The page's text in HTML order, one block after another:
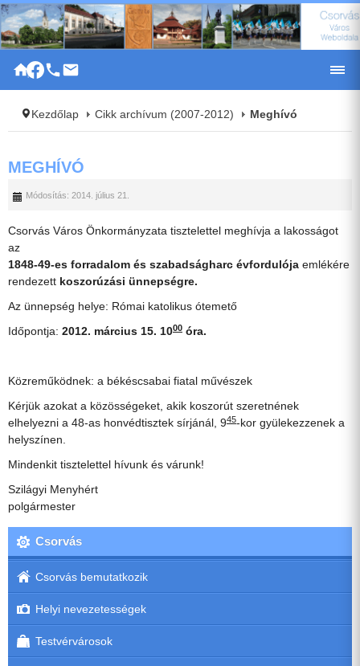
|
Kezdőlap Cikk archívum (2007-2012) Meghívó
MEGHÍVÓ
Módosítás: 2014. július 21.
Csorvás Város Önkormányzata tisztelettel meghívja a lakosságot
az
1848-49-es forradalom és szabadságharc évfordulója emlékére
rendezett koszorúzási ünnepségre.
Az ünnepség helye: Római katolikus ótemető
Időpontja: 2012. március 15. 1000 óra.
Közreműködnek: a békéscsabai fiatal művészek
Kérjük azokat a közösségeket, akik koszorút szeretnének
elhelyezni a 48-as honvédtisztek sírjánál, 945-kor gyülekezzenek a
helyszínen.
Mindenkit tisztelettel hívunk és várunk!
Szilágyi Menyhért
polgármester
Csorvás
Csorvás bemutatkozik
Helyi nevezetességek
Testvérvárosok